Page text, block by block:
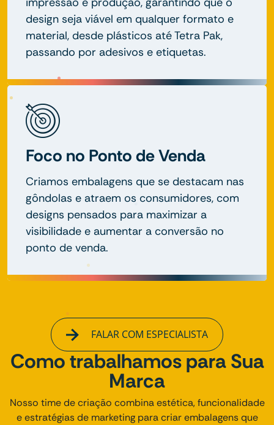
design seja viável em qualquer formato e
material, desde plásticos até Tetra Pak,
passando por adesivos e etiquetas.
Foco no Ponto de Venda
Criamos embalagens que se destacam nas
gôndolas e atraem os consumidores, com
designs pensados para maximizar a
visibilidade e aumentar a conversão no
ponto de venda.
FALAR COM ESPECIALISTA
Como trabalhamos para Sua
Marca
Nosso time de criação combina estética, funcionalidade
e estratégias de marketing para criar embalagens que